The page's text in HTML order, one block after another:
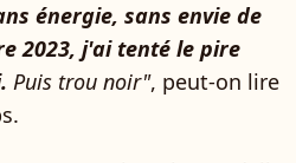
énergie, sans envie de
2023, j'ai tenté le pire
Puis trou noir", peut-on lire